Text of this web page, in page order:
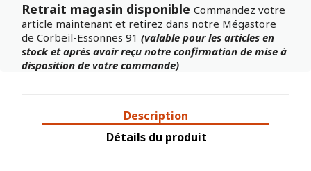
Retrait magasin disponible Commandez votre
article maintenant et retirez dans notre Mégastore
de Corbeil-Essonnes 91 (valable pour les articles en
stock et après avoir reçu notre confirmation de mise à
disposition de votre commande)
Description
Détails du produit